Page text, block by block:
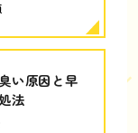
い原因と早
法